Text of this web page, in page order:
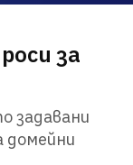
за
задавани
домейни